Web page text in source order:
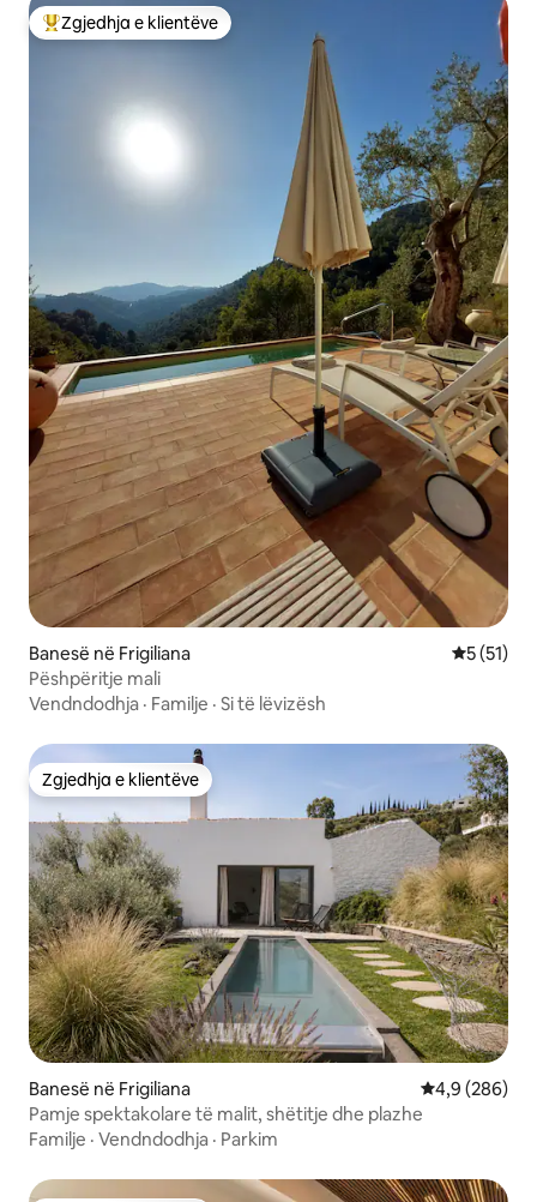
Më të mirat e zgjedhjeve të klientëve
Zgjedhja e klientëve
Banesë në Frigiliana Vlerësimi
5 (51)
Pëshpëritje mali
Vendndodhja · Familje · Si të lëvizësh
Zgjedhja e klientëve
Zgjedhja e klientëve
Banesë në Frigiliana Vlerësimi
4,9 (286)
Pamje spektakolare të malit, shëtitje dhe plazhe
Familje · Vendndodhja · Parkim